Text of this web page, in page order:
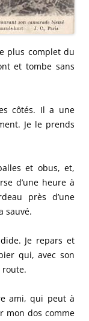
plus complet du
et tombe sans
côtés. Il a une
Je le prends
et obus, et,
d’une heure à
près d’une
sauvé.
Je repars et
qui, avec son
route.
ami, qui peut à
mon dos comme